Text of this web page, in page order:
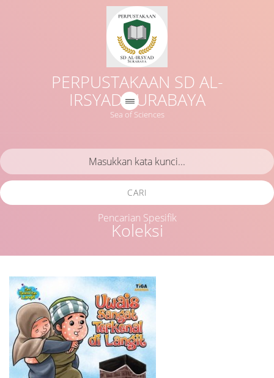
PERPUSTAKAAN SD AL-
IRSYAD SURABAYA
Sea of Sciences
Koleksi
CARI
Pencarian Spesifik